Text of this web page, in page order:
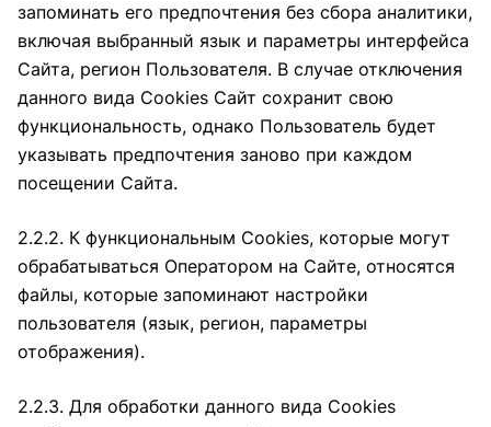
запоминать его предпочтения без сбора аналитики,
включая выбранный язык и параметры интерфейса
Сайта, регион Пользователя. В случае отключения
данного вида Cookies Сайт сохранит свою
функциональность, однако Пользователь будет
указывать предпочтения заново при каждом
посещении Сайта.
2.2.2. К функциональным Cookies, которые могут
обрабатываться Оператором на Сайте, относятся
файлы, которые запоминают настройки
пользователя (язык, регион, параметры
отображения).
2.2.3. Для обработки данного вида Cookies